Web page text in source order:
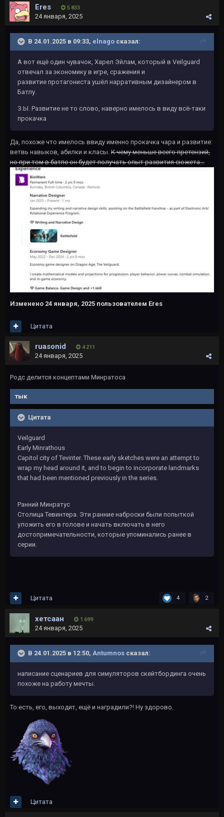
Eres 5 833
24 января, 2025
В 24.01.2025 в 09:33, elnago сказал:
А вот ещё один чувачок, Харел Эйлам, который в Veilguard
отвечал за экономику в игре, сражения и
развитие протагониста ушёл нарративным дизайнером в
Батлу.
З.Ы. Развитие не то слово, наверно имелось в виду всё-таки
прокачка
Да, похоже что имелось ввиду именно прокачка чара и развитие:
ветвь навыков, абилки и класы. К чему меньше всего претензий,
но при том в батле он будет получать опыт развития сюжета...
Изменено 24 января, 2025 пользователем Eres
Цитата
ruasonid 4 211
24 января, 2025
Родс делится концептами Минратоса
тык
Цитата
Veilguard
Early Minrathous
Capitol city of Tevinter. These early sketches were an attempt to
wrap my head around it, and to begin to incorporate landmarks
that had been mentioned previously in the series.
Ранний Минратус
Столица Тевинтера. Эти ранние наброски были попыткой
уложить его в голове и начать включать в него
достопримечательности, которые упоминались ранее в
серии.
4 2
Цитата
хетсаан 1 699
24 января, 2025
В 24.01.2025 в 12:50, Antumnos сказал:
написание сценариев для симуляторов скейтбординга очень
похоже на работу мечты.
То есть, его, выходит, ещё и наградили?! Ну здорово.
Цитата